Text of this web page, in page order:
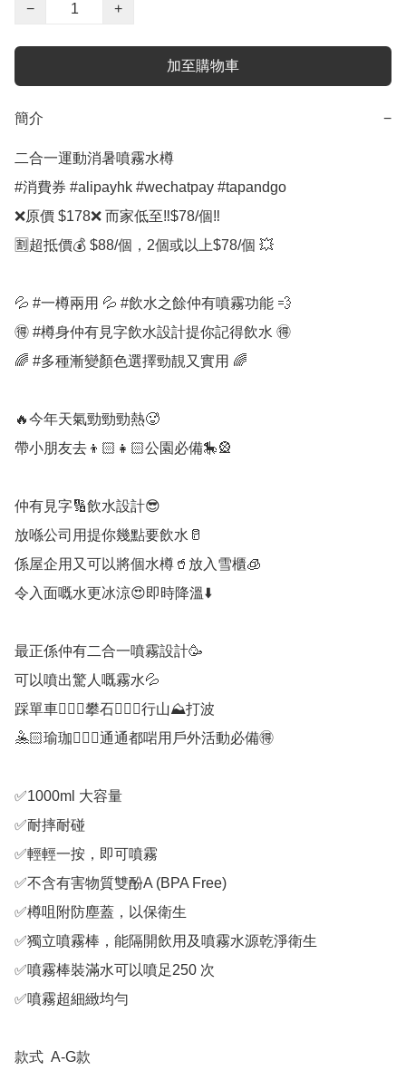
−
+
加至購物車
簡介 −
二合一運動消暑噴霧水樽
#消費券 #alipayhk #wechatpay #tapandgo
❌原價 $178❌ 而家低至‼️$78/個‼️
🈹超抵價💰 $88/個，2個或以上$78/個 💥
💦 #一樽兩用 💦 #飲水之餘仲有噴霧功能 💨
🉐️ #樽身仲有見字飲水設計提你記得飲水 🉐️
🌈 #多種漸變顏色選擇勁靚又實用 🌈
🔥今年天氣勁勁勁熱🥵
帶小朋友去👦🏻👧🏻公園必備🎠🎡
仲有見字🔢飲水設計😎
放喺公司用提你幾點要飲水🥛
係屋企用又可以將個水樽🥤放入雪櫃🧊
令入面嘅水更冰涼😍即時降溫⬇️
最正係仲有二合一噴霧設計🥳
可以噴出驚人嘅霧水💦
踩單車🚴🏻‍♀️攀石🧗🏻‍♀️行山⛰打波
🤽🏻瑜珈🧘🏻‍♀️通通都啱用戶外活動必備🉐️
✅️1000ml 大容量
✅️耐摔耐碰
✅️輕輕一按，即可噴霧
✅️不含有害物質雙酚A (BPA Free)
✅️樽咀附防塵蓋，以保衛生
✅️獨立噴霧棒，能隔開飲用及噴霧水源乾淨衛生
✅️噴霧棒裝滿水可以噴足250 次
✅️噴霧超細緻均勻
款式  A-G款